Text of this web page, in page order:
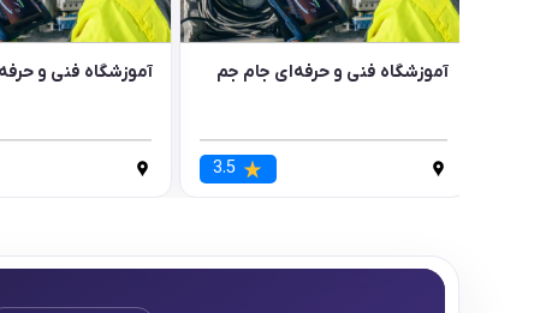
آموزشگاه فنی و حرفه‌ای جام جم
3.5
آموزشگاه فنی و